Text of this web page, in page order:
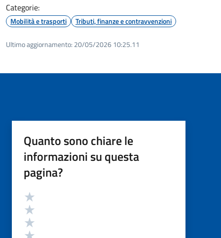
Categorie:
Mobilità e trasporti Tributi, finanze e contravvenzioni
Ultimo aggiornamento: 20/05/2026 10:25.11
Quanto sono chiare le
informazioni su questa
pagina?
Valutazione